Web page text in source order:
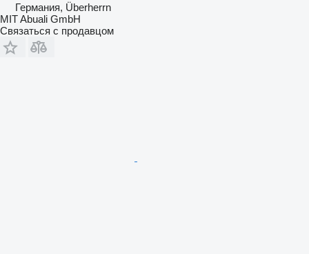
Германия, Überherrn
MIT Abuali GmbH
Связаться с продавцом